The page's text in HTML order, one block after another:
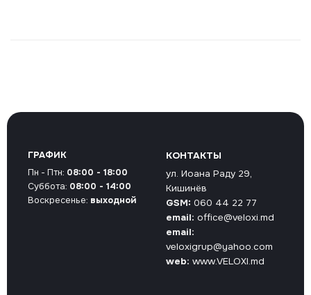
КОНТАКТЫ
ул. Иоана Раду 29,
Кишинёв
GSM: 060 44 22 77
email: office@veloxi.md
email:
veloxigrup@yahoo.com
web: www.VELOXI.md
ГРАФИК
Пн - Птн: 08:00 - 18:00
Суббота: 08:00 - 14:00
Воскресенье: выходной